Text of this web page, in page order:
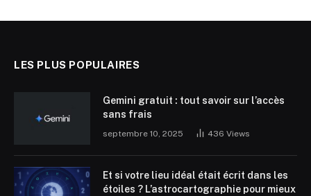
LES PLUS POPULAIRES
Gemini gratuit : tout savoir sur l’accès
sans frais
septembre 10, 2025 436 Views
Et si votre lieu idéal était écrit dans les
étoiles ? L’astrocartographie pour mieux